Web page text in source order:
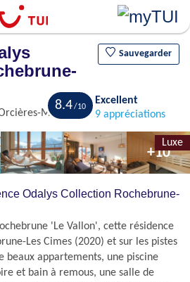
Sauvegarder
Merlette 1850
Luxe
8.4
Excellent
9 appréciations
+10
Odalys Collection Rochebrune-
'Le Vallon', cette résidence
Les Cimes (2020) et sur les pistes
beaux appartements, une piscine
et bain à remous, une salle de